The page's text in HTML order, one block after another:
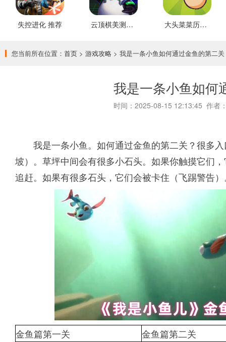
失控进化 推荐 云顶棋美测服 最新版 大头菜菜历险记 好玩的
您当前所在位置： 首页 > 游戏攻略 > 我是一条小鱼如何通过金鱼的第二关
我是一条小鱼如何
时间：2025-08-15 12:13:45 作者
我是一条小鱼。如何通过金鱼的第二关？很多
坡）。草坪中间会有很多小石头。如果你触摸它们
追赶。如果有很多石头，它们会被卡住（飞踢警告
金鱼篇第一关
金鱼篇第二关